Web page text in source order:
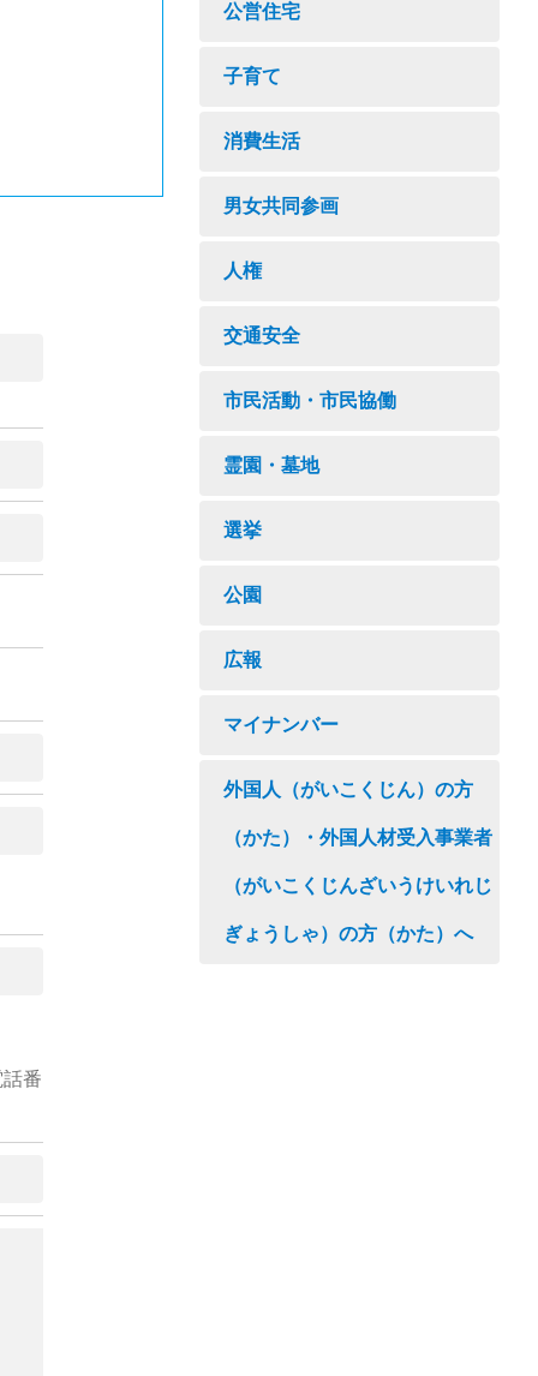
番
公営住宅
子育て
消費生活
男女共同参画
人権
交通安全
市民活動・市民協働
霊園・墓地
選挙
公園
広報
マイナンバー
外国人（がいこくじん）の方
（かた）・外国人材受入事業者
（がいこくじんざいうけいれじ
ぎょうしゃ）の方（かた）へ